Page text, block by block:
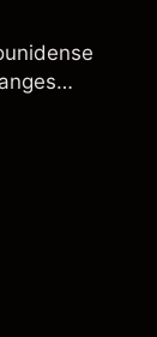
y análisis